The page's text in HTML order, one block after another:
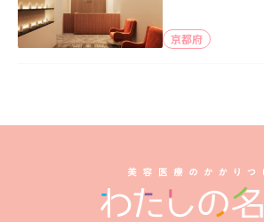
京都府